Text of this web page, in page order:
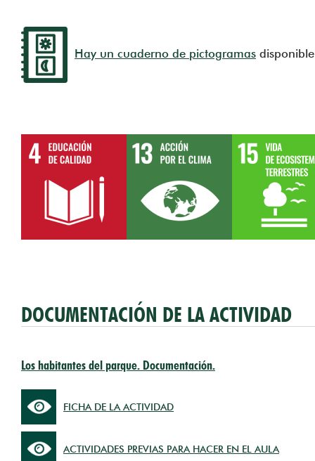
Hay un cuaderno de pictogramas
DOCUMENTACIÓN DE LA ACTIVIDAD
Los habitantes del parque. Documentación.
FICHA DE LA ACTIVIDAD
ACTIVIDADES PREVIAS PARA HACER EN EL AULA